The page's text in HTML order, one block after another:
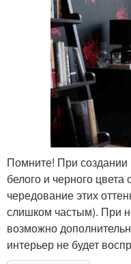
Помните! При
белого и черного
чередование этих
слишком частым). При
возможно
интерьер не будет